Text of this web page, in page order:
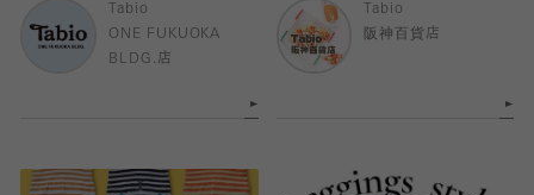
Tabio
ONE FUKUOKA
BLDG.店
Tabio
阪神百貨店